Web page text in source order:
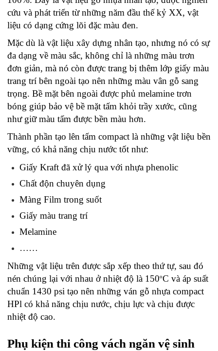
cứu và phát triển từ những năm đầu thế kỷ XX, vật
liệu có dạng cứng lõi đặc màu đen.
Mặc dù là vật liệu xây dựng nhân tạo, nhưng nó có sự
đa dạng về màu sắc, không chỉ là những màu trơn
đơn giản, mà nó còn được trang bị thêm lớp giấy màu
trang trí bên ngoài tạo nên những màu vân gỗ sang
trọng. Bề mặt bên ngoài được phủ melamine trơn
bóng giúp bảo vệ bề mặt tấm khỏi trầy xước, cũng
như giữ màu tấm được bền màu hơn.
Thành phần tạo lên tấm compact là những vật liệu bền
vững, có khả năng chịu nước tốt như:
Giấy Kraft đã xử lý qua với nhựa phenolic
Chất độn chuyên dụng
Màng Film trong suốt
Giấy màu trang trí
Melamine
……
Những vật liệu trên được sắp xếp theo thứ tự, sau đó
nén chúng lại với nhau ở nhiệt độ là 150oC và áp suất
chuẩn 1430 psi tạo nên những ván gỗ nhựa compact
HPl có khả năng chịu nước, chịu lực và chịu được
nhiệt độ cao.
Phụ kiện thi công vách ngăn vệ sinh